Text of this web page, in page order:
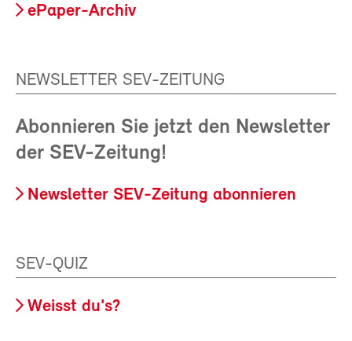
ePaper-Archiv
NEWSLETTER SEV-ZEITUNG
Abonnieren Sie jetzt den Newsletter
der SEV-Zeitung!
Newsletter SEV-Zeitung abonnieren
SEV-QUIZ
Weisst du's?